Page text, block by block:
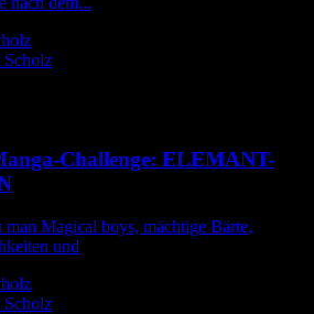
Scholz
Challenge: ELEMANT-
man Magical boys, mächtige Bärte,
und
Scholz